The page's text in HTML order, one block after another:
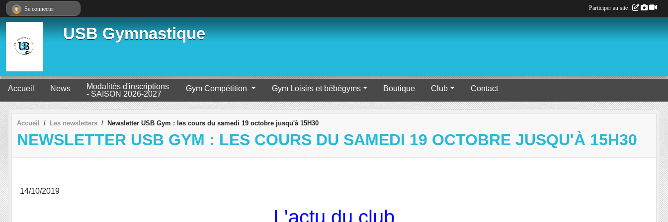
USB Gymnastique
Accueil News
Modalités d'inscriptions
- SAISON 2026-2027
Gym Compétition Gym Loisirs et bébégyms Boutique Club Contact
Accueil Les newsletters Newsletter USB Gym : les cours du samedi 19 octobre jusqu'à 15H30
NEWSLETTER USB GYM : LES COURS DU SAMEDI 19 OCTOBRE JUSQU'À 15H30
14/10/2019
L'actu du club
Se connecter Participer au site :
Panneau de gestion des cookies